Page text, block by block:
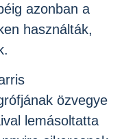
azonban a
használták,
özvegye
lemásoltatta